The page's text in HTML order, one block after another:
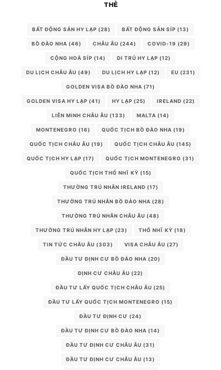
THẺ
BẤT ĐỘNG SẢN HY LẠP (28) BẤT ĐỘNG SẢN SÍP (13)
BỒ ĐÀO NHA (46) CHÂU ÂU (244) COVID-19 (29)
CỘNG HOÀ SÍP (14) DI TRÚ HY LẠP (12)
DU LỊCH CHÂU ÂU (49) DU LỊCH HY LẠP (12) EU (231)
GOLDEN VISA BỒ ĐÀO NHA (71)
GOLDEN VISA HY LẠP (41) HY LẠP (25) IRELAND (22)
LIÊN MINH CHÂU ÂU (133) MALTA (14)
MONTENEGRO (16) QUỐC TỊCH BỒ ĐÀO NHA (19)
QUỐC TỊCH CHÂU ÂU (19) QUỐC TỊCH CHÂU ÂU (145)
QUỐC TỊCH HY LẠP (17) QUỐC TỊCH MONTENEGRO (31)
QUỐC TỊCH THỔ NHĨ KỲ (15)
THƯỜNG TRÚ NHÂN IRELAND (17)
THƯỜNG TRÚ NHÂN BỒ ĐÀO NHA (28)
THƯỜNG TRÚ NHÂN CHÂU ÂU (48)
THƯỜNG TRÚ NHÂN HY LẠP (23) THỔ NHĨ KỲ (18)
TIN TỨC CHÂU ÂU (303) VISA CHÂU ÂU (27)
ĐẦU TƯ ĐỊNH CƯ BỒ ĐÀO NHA (20)
ĐỊNH CƯ CHÂU ÂU (22)
ĐẦU TƯ LẤY QUỐC TỊCH CHÂU ÂU (25)
ĐẦU TƯ LẤY QUỐC TỊCH MONTENEGRO (15)
ĐẦU TƯ ĐỊNH CƯ (24)
ĐẦU TƯ ĐỊNH CƯ BỒ ĐÀO NHA (14)
ĐẦU TƯ ĐỊNH CƯ CHÂU ÂU (31)
ĐẦU TƯ ĐỊNH CƯ CHÂU ÂU (13)